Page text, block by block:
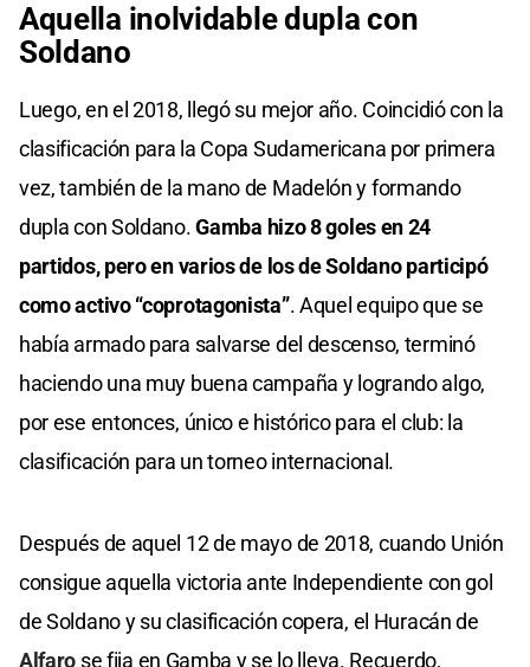
Aquella inolvidable dupla con
Soldano
Luego, en el 2018, llegó su mejor año. Coincidió con la
clasificación para la Copa Sudamericana por primera
vez, también de la mano de Madelón y formando
dupla con Soldano.Gamba hizo 8 goles en 24
partidos, pero en varios de los de Soldano participó
como activo “coprotagonista”. Aquel equipo que se
había armado para salvarse del descenso, terminó
haciendo una muy buena campaña y logrando algo,
por ese entonces, único e histórico para el club: la
clasificación para un torneo internacional.
Después de aquel 12 de mayo de 2018, cuando Unión
consigue aquella victoria ante Independiente con gol
de Soldano y su clasificación copera, el Huracán de
Alfaro se fija en Gamba y se lo lleva. Recuerdo,